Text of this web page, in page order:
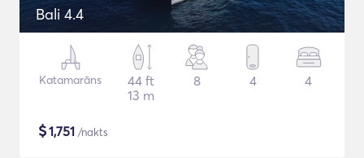
Bali 4.4
Katamarāns
44 ft
13 m
8 4 4
$1,751 /nakts